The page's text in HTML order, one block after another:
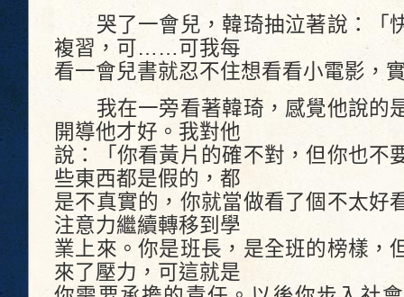
哭了一會兒，韓琦抽泣著說：「
複習，可……可我每
看一會兒書就忍不住想看看小電影，
我在一旁看著韓琦，感覺他說的
開導他才好。我對他
說：「你看黃片的確不對，但你也不
些東西都是假的，都
是不真實的，你就當做看了個不太好
注意力繼續轉移到學
業上來。你是班長，是全班的榜樣，
來了壓力，可這就是